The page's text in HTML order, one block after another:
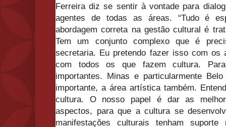
Ferreira diz se sentir à vontade para
agentes de todas as áreas. “Tudo é
abordagem correta na gestão cultural é
Tem um conjunto complexo que é
secretaria. Eu pretendo fazer isso com os
com todos os que fazem cultura.
importantes. Minas e particularmente
importante, a área artística também.
cultura. O nosso papel é dar as
aspectos, para que a cultura se
manifestações culturais tenham